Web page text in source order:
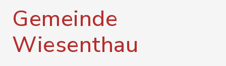
Gemeinde
Wiesenthau